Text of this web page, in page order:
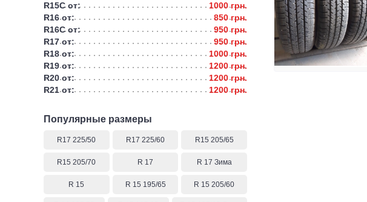
R15C от:
1000 грн.
R16 от:
850 грн.
R16C от:
950 грн.
R17 от:
950 грн.
R18 от:
1000 грн.
R19 от:
1200 грн.
R20 от:
1200 грн.
R21 от:
1200 грн.
Популярные размеры
R17 225/50 R17 225/60 R15 205/65
R15 205/70 R 17 R 17 Зима
R 15 R 15 195/65 R 15 205/60